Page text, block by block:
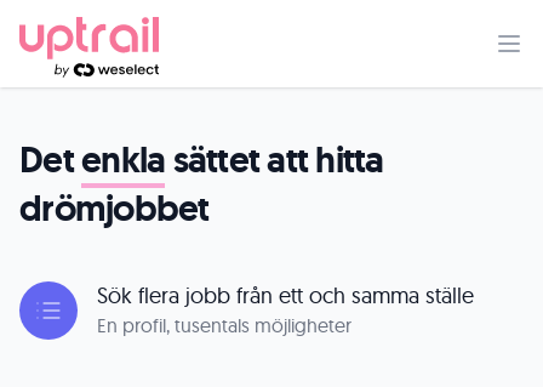
Detenklasättet att hitta
drömjobbet
Sök flera jobb från ett och samma ställe
En profil, tusentals möjligheter